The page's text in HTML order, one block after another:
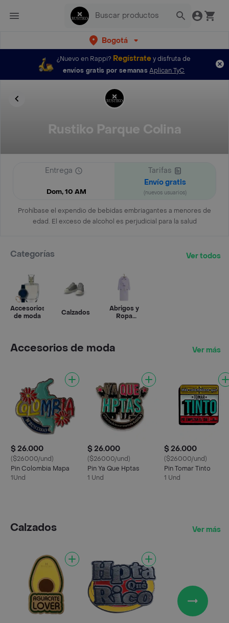
Bogotá
¿Nuevo en Rappi? Regístratey disfruta de
envíos gratis por semanas Aplican TyC
Rustiko Parque Colina
Entrega
Dom, 10 AM
Tarifas
Envío gratis
(nuevos usuarios)
Prohíbase el expendio de bebidas embriagantes a menores de
edad. El exceso de alcohol es perjudicial para la salud
Categorías Ver todos
Accesorios
de moda
Calzados
Abrigos y
Ropa
Accesorios de moda Ver más
$ 26.000
($26000/und)
Pin Colombia Mapa
1Und
$ 26.000
($26000/und)
Pin Ya Que Hptas
1 Und
$ 26.000
($26000/und)
Pin Tomar Tinto
1 Und
Calzados Ver más